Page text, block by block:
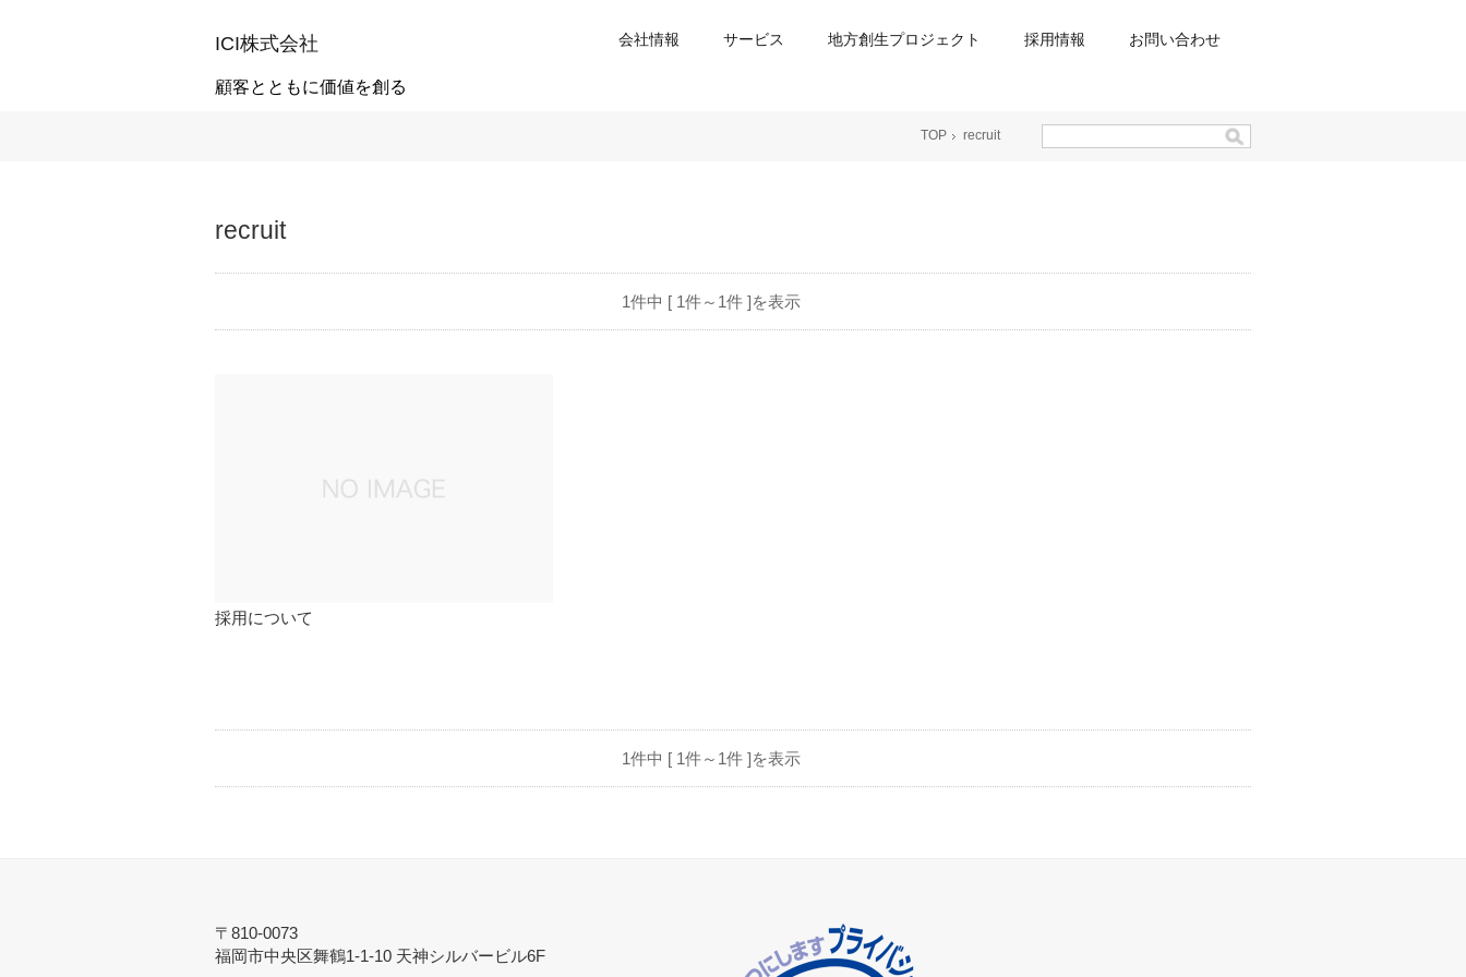
ICI株式会社 会社情報 サービス 地方創生プロジェクト 採用情報 お問い合わせ
顧客とともに価値を創る
TOP recruit
recruit
1件中 [ 1件～1件 ]を表示
採用について
1件中 [ 1件～1件 ]を表示
〒810-0073
福岡市中央区舞鶴1-1-10 天神シルバービル6F